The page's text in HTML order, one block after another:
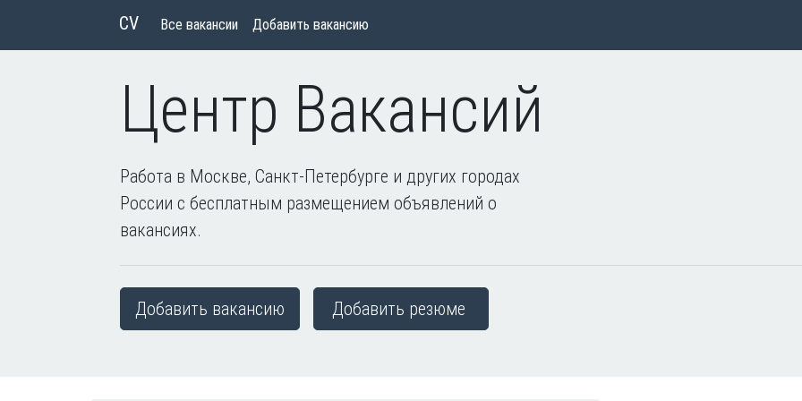
CV Все вакансии Добавить вакансию
Центр Вакансий
Работа в Москве, Санкт-Петербурге и других городах
России с бесплатным размещением объявлений о
вакансиях.
Добавить вакансию Добавить резюме